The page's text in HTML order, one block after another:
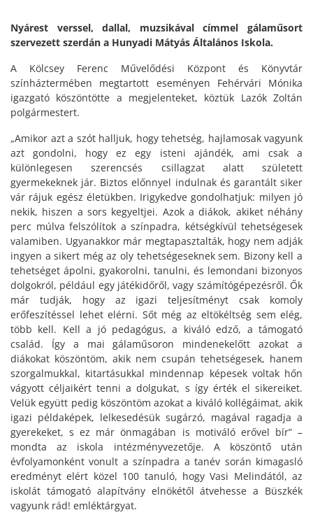
Nyárest verssel, dallal, muzsikával címmel gálaműsort
szervezett szerdán a Hunyadi Mátyás Általános Iskola.
A Kölcsey Ferenc Művelődési Központ és Könyvtár
színháztermében megtartott eseményen Fehérvári Mónika
igazgató köszöntötte a megjelenteket, köztük Lazók Zoltán
polgármestert.
„Amikor azt a szót halljuk, hogy tehetség, hajlamosak vagyunk
azt gondolni, hogy ez egy isteni ajándék, ami csak a
különlegesen szerencsés csillagzat alatt született
gyermekeknek jár. Biztos előnnyel indulnak és garantált siker
vár rájuk egész életükben. Irigykedve gondolhatjuk: milyen jó
nekik, hiszen a sors kegyeltjei. Azok a diákok, akiket néhány
perc múlva felszólítok a színpadra, kétségkívül tehetségesek
valamiben. Ugyanakkor már megtapasztalták, hogy nem adják
ingyen a sikert még az oly tehetségeseknek sem. Bizony kell a
tehetséget ápolni, gyakorolni, tanulni, és lemondani bizonyos
dolgokról, például egy játékidőről, vagy számítógépezésről. Ők
már tudják, hogy az igazi teljesítményt csak komoly
erőfeszítéssel lehet elérni. Sőt még az eltökéltség sem elég,
több kell. Kell a jó pedagógus, a kiváló edző, a támogató
család. Így a mai gálaműsoron mindenekelőtt azokat a
diákokat köszöntöm, akik nem csupán tehetségesek, hanem
szorgalmukkal, kitartásukkal mindennap képesek voltak hőn
vágyott céljaikért tenni a dolgukat, s így érték el sikereiket.
Velük együtt pedig köszöntöm azokat a kiváló kollégáimat, akik
igazi példaképek, lelkesedésük sugárzó, magával ragadja a
gyerekeket, s ez már önmagában is motiváló erővel bír” –
mondta az iskola intézményvezetője. A köszöntő után
évfolyamonként vonult a színpadra a tanév során kimagasló
eredményt elért közel 100 tanuló, hogy Vasi Melindától, az
iskolát támogató alapítvány elnökétől átvehesse a Büszkék
vagyunk rád! emléktárgyat.